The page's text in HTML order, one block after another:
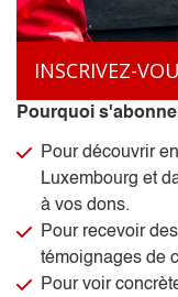
INSCRIVEZ-
Pourquoi
Pour découvrir
Luxembourg et
à vos dons.
Pour recevoir
témoignages de
Pour voir